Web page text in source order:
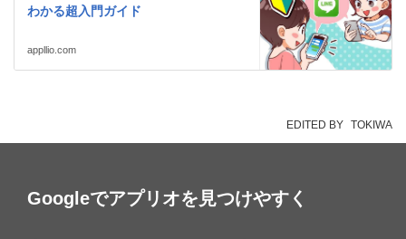
わかる超入門ガイド
appllio.com
EDITED BY TOKIWA
Googleでアプリオを見つけやすく